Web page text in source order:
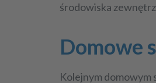
środowiska
Domowe
Kolejnym domowym